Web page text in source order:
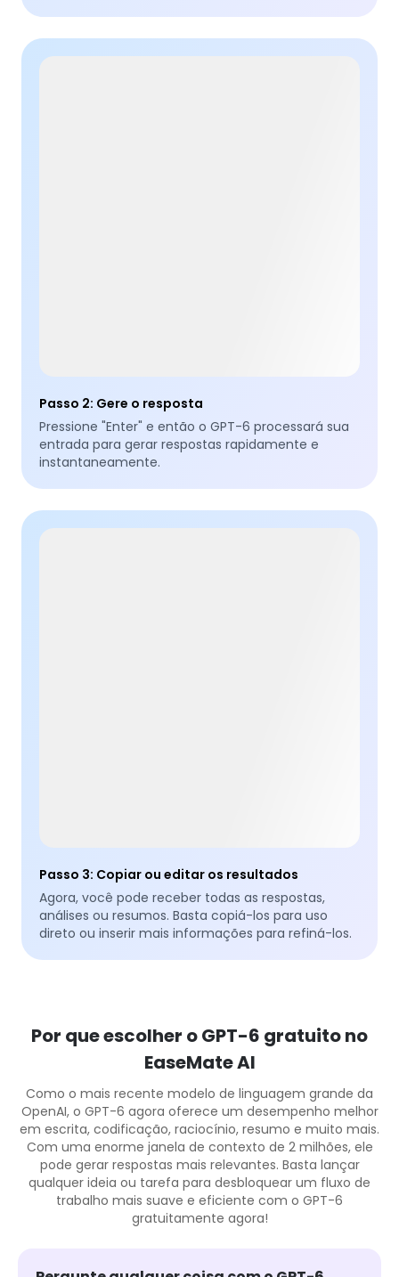
Passo 2: Gere o resposta
Pressione "Enter" e então o GPT-6 processará sua
entrada para gerar respostas rapidamente e
instantaneamente.
Passo 3: Copiar ou editar os resultados
Agora, você pode receber todas as respostas,
análises ou resumos. Basta copiá-los para uso
direto ou inserir mais informações para refiná-los.
Por que escolher o GPT-6 gratuito no
EaseMate AI
Como o mais recente modelo de linguagem grande da
OpenAI, o GPT-6 agora oferece um desempenho melhor
em escrita, codificação, raciocínio, resumo e muito mais.
Com uma enorme janela de contexto de 2 milhões, ele
pode gerar respostas mais relevantes. Basta lançar
qualquer ideia ou tarefa para desbloquear um fluxo de
trabalho mais suave e eficiente com o GPT-6
gratuitamente agora!